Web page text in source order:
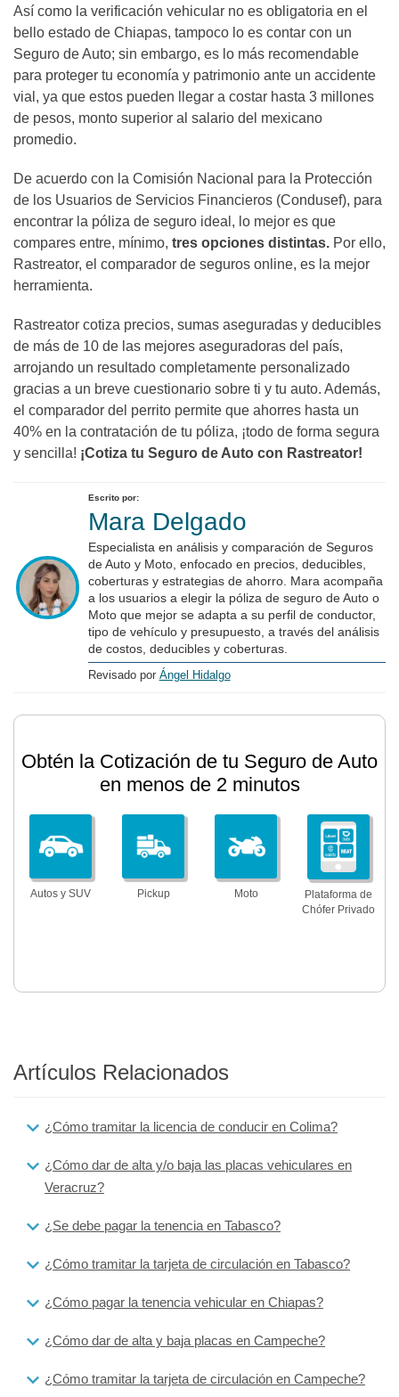
Así como la verificación vehicular no es obligatoria en el
bello estado de Chiapas, tampoco lo es contar con un
Seguro de Auto; sin embargo, es lo más recomendable
para proteger tu economía y patrimonio ante un accidente
vial, ya que estos pueden llegar a costar hasta 3 millones
de pesos, monto superior al salario del mexicano
promedio.
De acuerdo con la Comisión Nacional para la Protección
de los Usuarios de Servicios Financieros (Condusef), para
encontrar la póliza de seguro ideal, lo mejor es que
compares entre, mínimo, tres opciones distintas. Por ello,
Rastreator, el comparador de seguros online, es la mejor
herramienta.
Rastreator cotiza precios, sumas aseguradas y deducibles
de más de 10 de las mejores aseguradoras del país,
arrojando un resultado completamente personalizado
gracias a un breve cuestionario sobre ti y tu auto. Además,
el comparador del perrito permite que ahorres hasta un
40% en la contratación de tu póliza, ¡todo de forma segura
y sencilla! ¡Cotiza tu Seguro de Auto con Rastreator!
Escrito por:
Mara Delgado
Especialista en análisis y comparación de Seguros
de Auto y Moto, enfocado en precios, deducibles,
coberturas y estrategias de ahorro. Mara acompaña
a los usuarios a elegir la póliza de seguro de Auto o
Moto que mejor se adapta a su perfil de conductor,
tipo de vehículo y presupuesto, a través del análisis
de costos, deducibles y coberturas.
Revisado por Ángel Hidalgo
Obtén la Cotización de tu Seguro de Auto
en menos de 2 minutos
Autos y SUV Pickup Moto
Plataforma de
Chófer Privado
Artículos Relacionados
¿Cómo tramitar la licencia de conducir en Colima?
¿Cómo dar de alta y/o baja las placas vehiculares en
Veracruz?
¿Se debe pagar la tenencia en Tabasco?
¿Cómo tramitar la tarjeta de circulación en Tabasco?
¿Cómo pagar la tenencia vehicular en Chiapas?
¿Cómo dar de alta y baja placas en Campeche?
¿Cómo tramitar la tarjeta de circulación en Campeche?